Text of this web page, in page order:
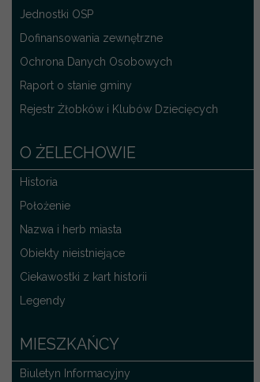
Jednostki OSP
Dofinansowania zewnętrzne
Ochrona Danych Osobowych
Raport o stanie gminy
Rejestr Żłobków i Klubów Dziecięcych
O ŻELECHOWIE
Historia
Położenie
Nazwa i herb miasta
Obiekty nieistniejące
Ciekawostki z kart historii
Legendy
MIESZKAŃCY
Biuletyn Informacyjny